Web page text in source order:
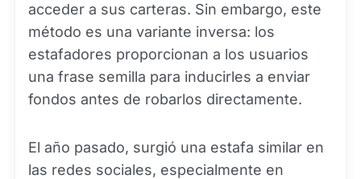
acceder a sus carteras. Sin embargo, este
método es una variante inversa: los
estafadores proporcionan a los usuarios
una frase semilla para inducirles a enviar
fondos antes de robarlos directamente.
El año pasado, surgió una estafa similar en
las redes sociales, especialmente en